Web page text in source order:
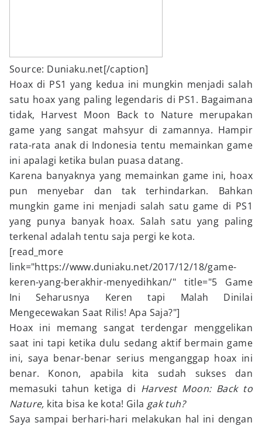
Source: Duniaku.net[/caption]
Hoax di PS1 yang kedua ini mungkin menjadi salah
satu hoax yang paling legendaris di PS1. Bagaimana
tidak, Harvest Moon Back to Nature merupakan
game yang sangat mahsyur di zamannya. Hampir
rata-rata anak di Indonesia tentu memainkan game
ini apalagi ketika bulan puasa datang.
Karena banyaknya yang memainkan game ini, hoax
pun menyebar dan tak terhindarkan. Bahkan
mungkin game ini menjadi salah satu game di PS1
yang punya banyak hoax. Salah satu yang paling
terkenal adalah tentu saja pergi ke kota.
[read_more
link="https://www.duniaku.net/2017/12/18/game-
keren-yang-berakhir-menyedihkan/" title="5 Game
Ini Seharusnya Keren tapi Malah Dinilai
Mengecewakan Saat Rilis! Apa Saja?"]
Hoax ini memang sangat terdengar menggelikan
saat ini tapi ketika dulu sedang aktif bermain game
ini, saya benar-benar serius menganggap hoax ini
benar. Konon, apabila kita sudah sukses dan
memasuki tahun ketiga di Harvest Moon: Back to
Nature, kita bisa ke kota! Gila gak tuh?
Saya sampai berhari-hari melakukan hal ini dengan